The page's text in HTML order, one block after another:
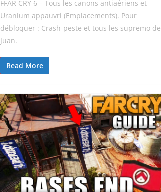
FFAR CRY 6 – Tous les canons antiaériens et
Uranium appauvri (Emplacements). Pour
débloquer : Crash-peste et tous les supremo de
Juan.
Read More